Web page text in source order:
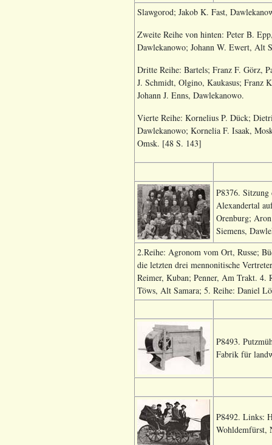
Slawgorod; Jakob K. Fast,
Zweite Reihe von hinten: Peter B.
Dawlekanowo; Johann W. Ewert, Alt
Dritte Reihe: Bartels; Franz F. Görz,
J. Schmidt, Olgino, Kaukasus; Franz
Johann J. Enns, Dawlekanowo.
Vierte Reihe: Kornelius P. Dück;
Dawlekanowo; Kornelia F. Isaak,
Omsk. [48 S. 143]
P8376.
Alexandertal
Orenburg;
Siemens,
2.Reihe: Agronom vom Ort, Russe;
die letzten drei mennonitische
Reimer, Kuban; Penner, Am Trakt. 4.
Töws, Alt Samara; 5. Reihe: Daniel
P8493.
Fabrik für
P8492. Links:
Wohldemfürst,